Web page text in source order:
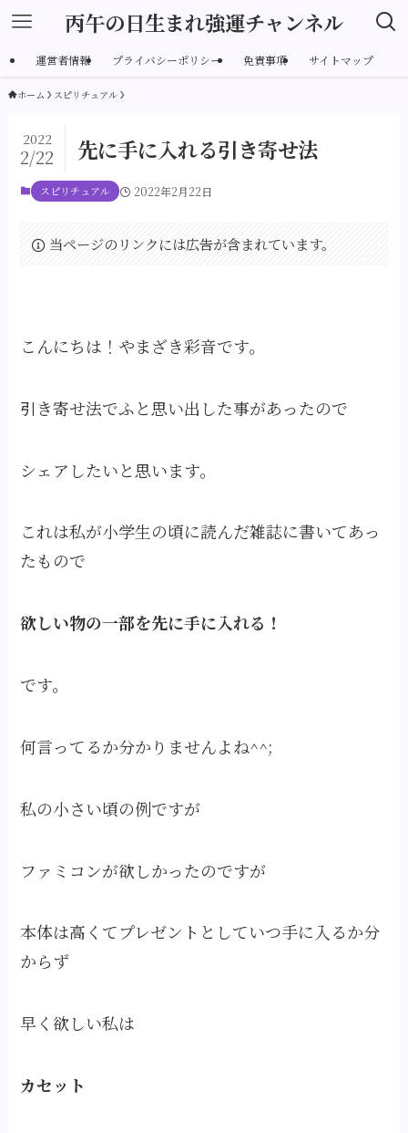
丙午の日生まれ強運チャンネル
運営者情報 プライバシーポリシー 免責事項 サイトマップ
ホーム スピリチュアル
先に手に入れる引き寄せ法
2022
2/22
スピリチュアル 2022年2月22日
当ページのリンクには広告が含まれています。
こんにちは！やまざき彩音です。
引き寄せ法でふと思い出した事があったので
シェアしたいと思います。
これは私が小学生の頃に読んだ雑誌に書いてあっ
たもので
欲しい物の一部を先に手に入れる！
です。
何言ってるか分かりませんよね^^;
私の小さい頃の例ですが
ファミコンが欲しかったのですが
本体は高くてプレゼントとしていつ手に入るか分
からず
早く欲しい私は
カセット